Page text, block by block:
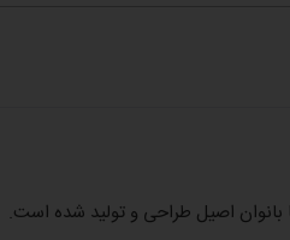
بانوان اصیل طراحی و تولید شده است.